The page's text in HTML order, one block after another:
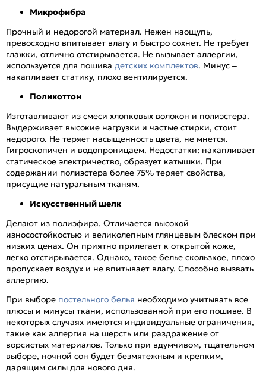
Микрофибра
Прочный и недорогой материал. Нежен наощупь,
превосходно впитывает влагу и быстро сохнет. Не требует
глажки, отлично отстирывается. Не вызывает аллергии,
используется для пошива детских комплектов. Минус –
накапливает статику, плохо вентилируется.
Поликоттон
Изготавливают из смеси хлопковых волокон и полиэстера.
Выдерживает высокие нагрузки и частые стирки, стоит
недорого. Не теряет насыщенность цвета, не мнется.
Гигроскопичен и водопроницаем. Недостатки: накапливает
статическое электричество, образует катышки. При
содержании полиэстера более 75% теряет свойства,
присущие натуральным тканям.
Искусственный шелк
Делают из полиэфира. Отличается высокой
износостойкостью и великолепным глянцевым блеском при
низких ценах. Он приятно прилегает к открытой коже,
легко отстирывается. Однако, такое белье скользкое, плохо
пропускает воздух и не впитывает влагу. Способно вызвать
аллергию.
При выборе постельного белья необходимо учитывать все
плюсы и минусы ткани, использованной при его пошиве. В
некоторых случаях имеются индивидуальные ограничения,
такие как аллергия на шерсть или раздражение от
ворсистых материалов. Только при вдумчивом, тщательном
выборе, ночной сон будет безмятежным и крепким,
дарящим силы для нового дня.